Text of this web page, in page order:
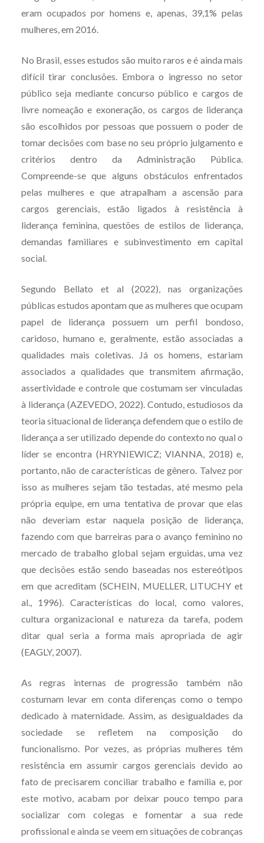
eram ocupados por homens e, apenas, 39,1% pelas
mulheres, em 2016.
No Brasil, esses estudos são muito raros e é ainda mais
difícil tirar conclusões. Embora o ingresso no setor
público seja mediante concurso público e cargos de
livre nomeação e exoneração, os cargos de liderança
são escolhidos por pessoas que possuem o poder de
tomar decisões com base no seu próprio julgamento e
critérios dentro da Administração Pública.
Compreende-se que alguns obstáculos enfrentados
pelas mulheres e que atrapalham a ascensão para
cargos gerenciais, estão ligados à resistência à
liderança feminina, questões de estilos de liderança,
demandas familiares e subinvestimento em capital
social.
Segundo Bellato et al (2022), nas organizações
públicas estudos apontam que as mulheres que ocupam
papel de liderança possuem um perfil bondoso,
caridoso, humano e, geralmente, estão associadas a
qualidades mais coletivas. Já os homens, estariam
associados a qualidades que transmitem afirmação,
assertividade e controle que costumam ser vinculadas
à liderança (AZEVEDO, 2022). Contudo, estudiosos da
teoria situacional de liderança defendem que o estilo de
liderança a ser utilizado depende do contexto no qual o
líder se encontra (HRYNIEWICZ; VIANNA, 2018) e,
portanto, não de características de gênero. Talvez por
isso as mulheres sejam tão testadas, até mesmo pela
própria equipe, em uma tentativa de provar que elas
não deveriam estar naquela posição de liderança,
fazendo com que barreiras para o avanço feminino no
mercado de trabalho global sejam erguidas, uma vez
que decisões estão sendo baseadas nos estereótipos
em que acreditam (SCHEIN, MUELLER, LITUCHY et
al., 1996). Características do local, como valores,
cultura organizacional e natureza da tarefa, podem
ditar qual seria a forma mais apropriada de agir
(EAGLY, 2007).
As regras internas de progressão também não
costumam levar em conta diferenças como o tempo
dedicado à maternidade. Assim, as desigualdades da
sociedade se refletem na composição do
funcionalismo. Por vezes, as próprias mulheres têm
resistência em assumir cargos gerenciais devido ao
fato de precisarem conciliar trabalho e família e, por
este motivo, acabam por deixar pouco tempo para
socializar com colegas e fomentar a sua rede
profissional e ainda se veem em situações de cobranças